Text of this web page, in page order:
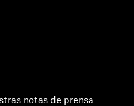
notas de prensa